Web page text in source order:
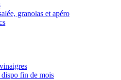
granolas et apéro
fin de mois